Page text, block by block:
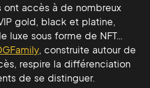
ont accès à de nombreux
gold, black et platine,
luxe sous forme de NFT…
, construite autour de
respire la différenciation
de se distinguer.